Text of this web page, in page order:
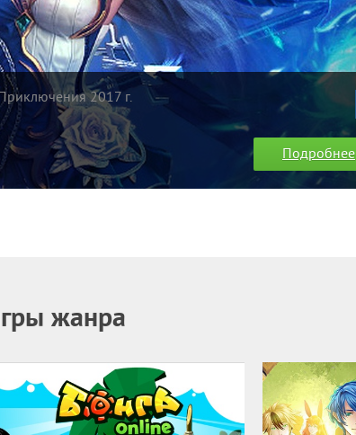
2017 г.
Подробнее
жанра